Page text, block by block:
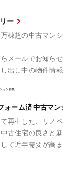
ー
棟超の中古マン
メールでお知ら
出し中の物件情
ォーム済 中古マ
再生した、リノ
古住宅の良さと
て近年需要が高ま